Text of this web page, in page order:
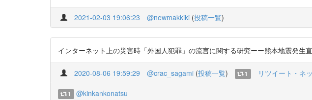
2021-02-03 19:06:23 @newmakkiki (投稿一覧)
インターネット上の災害時「外国人犯罪」の流言に関する研究ーー熊本地震発
2020-08-06 19:59:29 @crac_sagami (投稿一覧) 1 リツイート・ネ
1 @kinkankonatsu